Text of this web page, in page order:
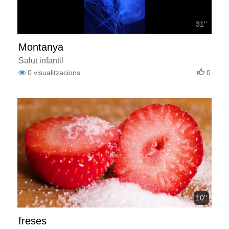
31''
Montanya
Salut infantil
0 visualitzacions 0
10''
freses